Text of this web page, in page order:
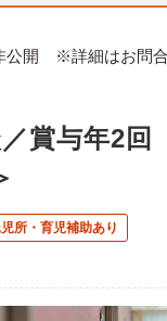
公開 ※詳細はお問
賞与年2回
所・育児補助あり